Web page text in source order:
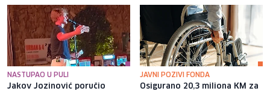
NASTUPAO U PULI
Jakov Jozinović poručio
JAVNI POZIVI FONDA
Osigurano 20,3 miliona KM za